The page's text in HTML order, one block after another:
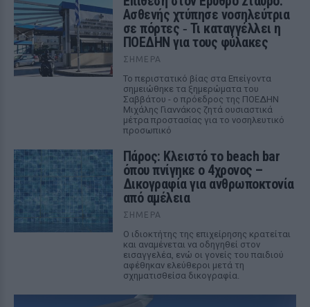
Ασθενής χτύπησε νοσηλεύτρια
σε πόρτες ‑ Τι καταγγέλλει η
ΠΟΕΔΗΝ για τους φύλακες
ΣΉΜΕΡΑ
Το περιστατικό βίας στα Επείγοντα
σημειώθηκε τα ξημερώματα του
Σαββάτου - ο πρόεδρος της ΠΟΕΔΗΝ
Μιχάλης Γιαννάκος ζητά ουσιαστικά
μέτρα προστασίας για το νοσηλευτικό
προσωπικό
Πάρος: Κλειστό το beach bar
όπου πνίγηκε ο 4χρονος –
Δικογραφία για ανθρωποκτονία
από αμέλεια
ΣΉΜΕΡΑ
Ο ιδιοκτήτης της επιχείρησης κρατείται
και αναμένεται να οδηγηθεί στον
εισαγγελέα, ενώ οι γονείς του παιδιού
αφέθηκαν ελεύθεροι μετά τη
σχηματισθείσα δικογραφία.